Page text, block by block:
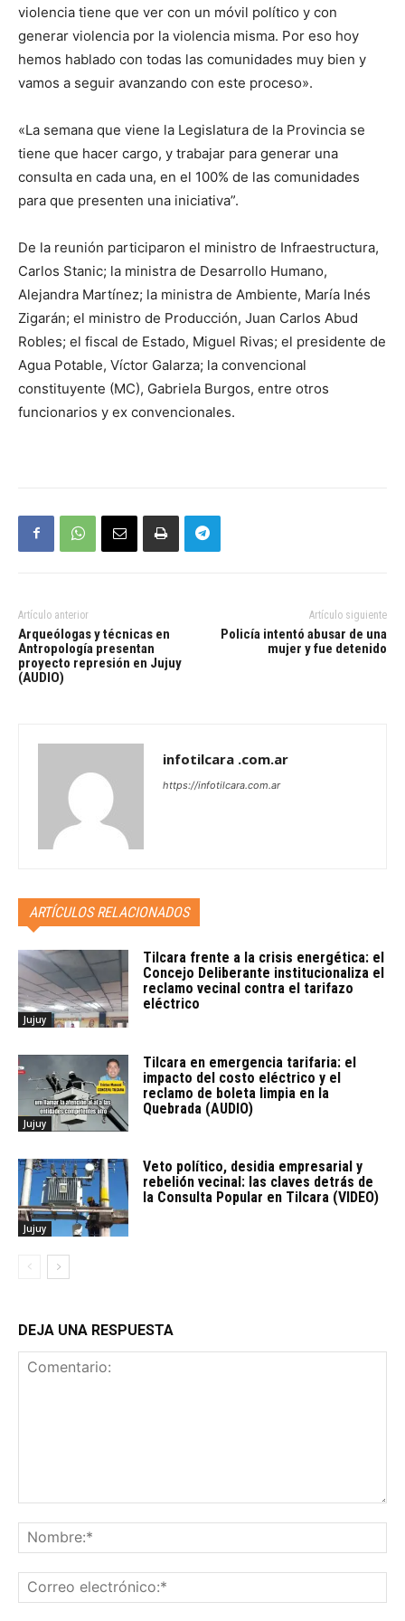
violencia tiene que ver con un móvil político y con
generar violencia por la violencia misma. Por eso hoy
hemos hablado con todas las comunidades muy bien y
vamos a seguir avanzando con este proceso».
«La semana que viene la Legislatura de la Provincia se
tiene que hacer cargo, y trabajar para generar una
consulta en cada una, en el 100% de las comunidades
para que presenten una iniciativa”.
De la reunión participaron el ministro de Infraestructura,
Carlos Stanic; la ministra de Desarrollo Humano,
Alejandra Martínez; la ministra de Ambiente, María Inés
Zigarán; el ministro de Producción, Juan Carlos Abud
Robles; el fiscal de Estado, Miguel Rivas; el presidente de
Agua Potable, Víctor Galarza; la convencional
constituyente (MC), Gabriela Burgos, entre otros
funcionarios y ex convencionales.
Artículo anterior
Arqueólogas y técnicas en
Antropología presentan
proyecto represión en Jujuy
(AUDIO)
Artículo siguiente
Policía intentó abusar de una
mujer y fue detenido
infotilcara .com.ar
https://infotilcara.com.ar
ARTÍCULOS RELACIONADOS
Jujuy
Tilcara frente a la crisis energética: el
Concejo Deliberante institucionaliza el
reclamo vecinal contra el tarifazo
eléctrico
Jujuy
Tilcara en emergencia tarifaria: el
impacto del costo eléctrico y el
reclamo de boleta limpia en la
Quebrada (AUDIO)
Jujuy
Veto político, desidia empresarial y
rebelión vecinal: las claves detrás de
la Consulta Popular en Tilcara (VIDEO)
DEJA UNA RESPUESTA